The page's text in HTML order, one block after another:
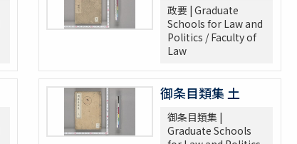
政要 | Graduate
Schools for Law and
Politics / Faculty of
Law
御条目類集 土
御条目類集 |
Graduate Schools